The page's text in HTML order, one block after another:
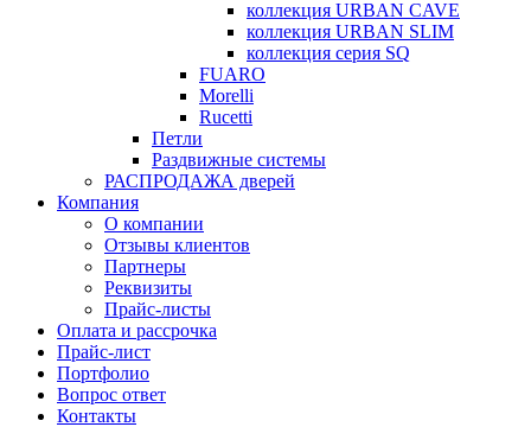
коллекция URBAN CAVE
коллекция URBAN SLIM
коллекция серия SQ
FUARO
Morelli
Rucetti
Петли
Раздвижные системы
РАСПРОДАЖА дверей
Компания
О компании
Отзывы клиентов
Партнеры
Реквизиты
Прайс-листы
Оплата и рассрочка
Прайс-лист
Портфолио
Вопрос ответ
Контакты